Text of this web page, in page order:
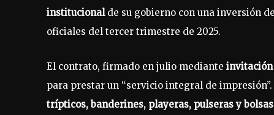
institucionalde su gobierno con una inversión de
oficiales del tercer trimestre de 2025.
El contrato, firmado en julio mediante
para prestar un “servicio integral de
trípticos, banderines, playeras, pulseras y